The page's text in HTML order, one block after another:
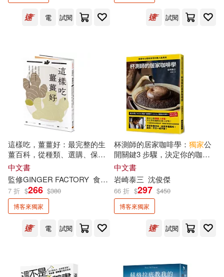
薛詠文(2) 蘇乙笙(2)
蘇秦(2)
許心瀠(一點點老師)(2)
詹姆斯．諾柏瑞(2) 諸怡宣(2)
謝凱蒂(2) 貓邏(2)
賴慶陽(2) 賴美智(2)
赫曼．赫塞(2)
路易斯．卡洛爾(2)
車庫娛樂(2) 連俞涵(2)
電 試閱 試閱
這樣吃，薑薑好：最完整的生
薑百科，從種類、選購、保存
到功效，
物、甜點、常備菜、家常菜全
料理
中文書
監修GINGER FACTORY 食譜小寺宮 張成慧
7 折 $266 $380
博客來獨家
電 試閱
杯測師的居家咖啡學： 獨家公
開關鍵3 步驟，決定你的咖啡
比別人好喝!掃QR碼上「岩崎
泰三channel」搭配影片實作!
中文書
岩崎泰三 沈俊傑
66 折 $297 $450
博客來獨家
試閱